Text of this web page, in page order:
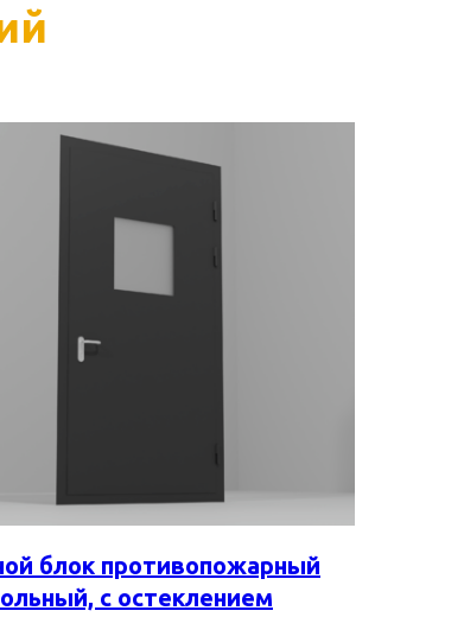
блок противопожарный
с остеклением